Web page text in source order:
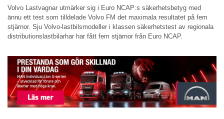
Volvo Lastvagnar utmärker sig i Euro NCAP:s säkerhetsbetyg med
ännu ett test som tilldelade Volvo FM det maximala resultatet på fem
stjärnor. Sju Volvo-lastbilsmodeller i klassen säkerhetstest av regionala
distributionslastbilarhar har fått fem stjärnor från Euro NCAP.